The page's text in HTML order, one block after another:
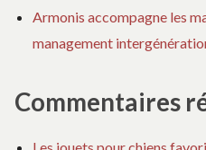
Armonis accompagne les
management
Commentaires